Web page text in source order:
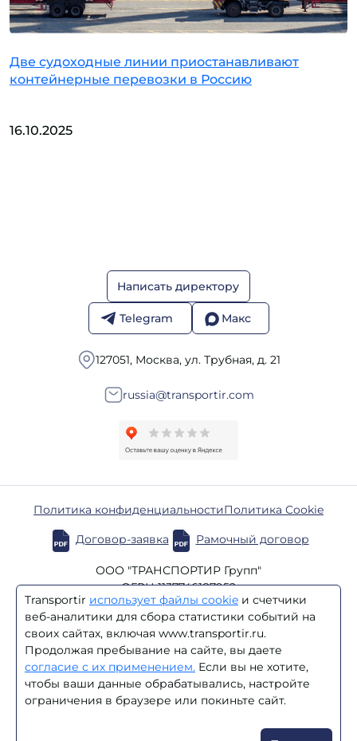
Две судоходные линии приостанавливают
контейнерные перевозки в Россию
16.10.2025
Написать директору
Telegram Макс
127051, Москва, ул. Трубная, д. 21
russia@transportir.com
Политика конфиденциальностиПолитика Cookie
BY/RU
Договор-заявка Рамочный договор
ООО "ТРАНСПОРТИР Групп"
ОГРН 1137746187952
ИНН 7723864870
КПП 770201001
© 2003–2026 Transportir
уточняйте у менеджеров компании.
Transportir использует файлы cookie и счетчики
веб-аналитики для сбора статистики событий на
своих сайтах, включая www.transportir.ru.
Продолжая пребывание на сайте, вы даете
согласие с их применением. Если вы не хотите,
чтобы ваши данные обрабатывались, настройте
ограничения в браузере или покиньте сайт.